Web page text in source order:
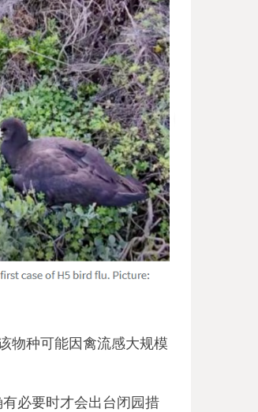
物种可能因禽流感大规模
必要时才会出台闭园措